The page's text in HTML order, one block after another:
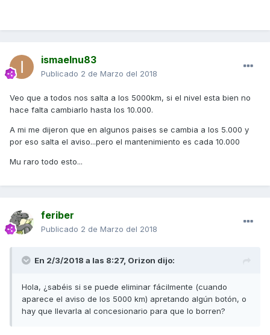
ismaelnu83
Publicado 2 de Marzo del 2018
Veo que a todos nos salta a los 5000km, si el nivel esta bien no
hace falta cambiarlo hasta los 10.000.
A mi me dijeron que en algunos paises se cambia a los 5.000 y
por eso salta el aviso...pero el mantenimiento es cada 10.000
Mu raro todo esto...
feriber
Publicado 2 de Marzo del 2018
En 2/3/2018 a las 8:27, Orizon dijo:
Hola, ¿sabéis si se puede eliminar fácilmente (cuando
aparece el aviso de los 5000 km) apretando algún botón, o
hay que llevarla al concesionario para que lo borren?